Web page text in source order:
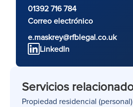
01392 716 784
Correo electrónico
e.maskrey@rfblegal.co.uk
LinkedIn
Servicios
Propiedad residencial (personal)